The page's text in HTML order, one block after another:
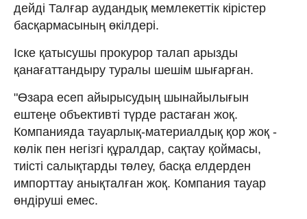
дейді Талғар аудандық мемлекеттік кірістер
басқармасының өкілдері.
Іске қатысушы прокурор талап арызды
қанағаттандыру туралы шешім шығарған.
"Өзара есеп айырысудың шынайылығын
ештеңе объективті түрде растаған жоқ.
Компанияда тауарлық-материалдық қор жоқ -
көлік пен негізгі құралдар, сақтау қоймасы,
тиісті салықтарды төлеу, басқа елдерден
импорттау анықталған жоқ. Компания тауар
өндіруші емес.